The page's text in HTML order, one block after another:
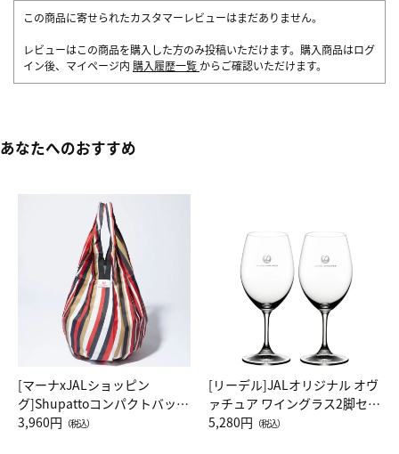
この商品に寄せられたカスタマーレビューはまだありません。
レビューはこの商品を購入した方のみ投稿いただけます。購入商品はログ
イン後、マイページ内 購入履歴一覧 からご確認いただけます。
あなたへのおすすめ
[マーナxJALショッピン
グ]Shupattoコンパクトバッグ
Drop JAL客室乗務員（LC）ス
3,960円 （税込）
[リーデル]JALオリジナル オヴ
ァチュア ワイングラス2脚セッ
ト（レッドワイン）
5,280円 （税込）